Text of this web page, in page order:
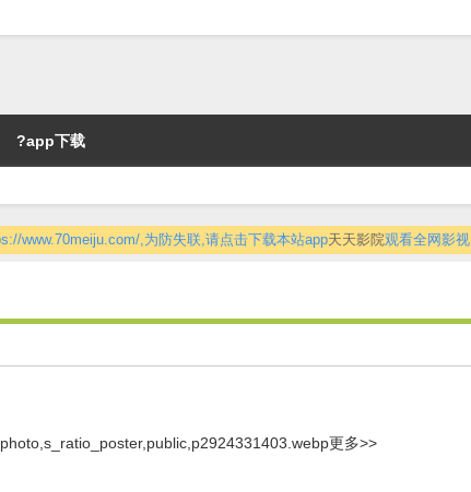
?app下载
www.70meiju.com/,为防失联,请点击下载本站app天天影院观看全网影视
更多>>